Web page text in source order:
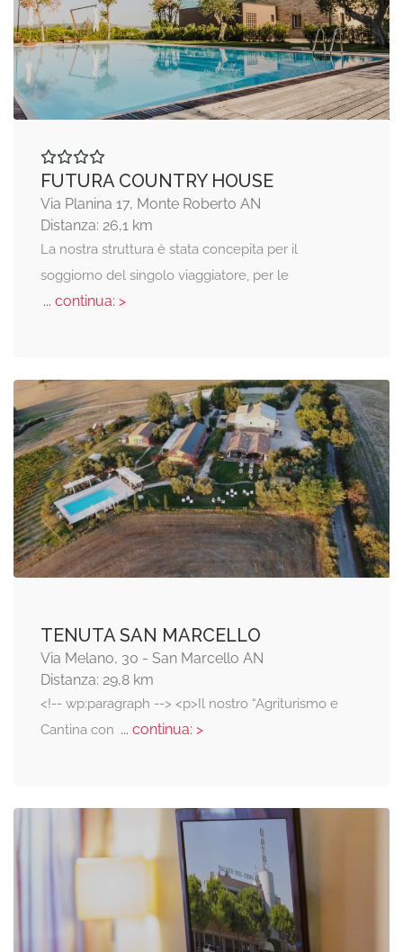
FUTURA COUNTRY HOUSE
Via Planina 17, Monte Roberto AN
Distanza: 26,1 km
La nostra struttura è stata concepita per il
soggiorno del singolo viaggiatore, per le
... continua: >
TENUTA SAN MARCELLO
Via Melano, 30 - San Marcello AN
Distanza: 29,8 km
<!-- wp:paragraph --> <p>Il nostro “Agriturismo e
Cantina con ... continua: >